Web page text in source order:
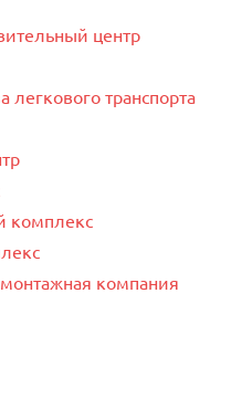
центр
легкового транспорта
комплекс
компания